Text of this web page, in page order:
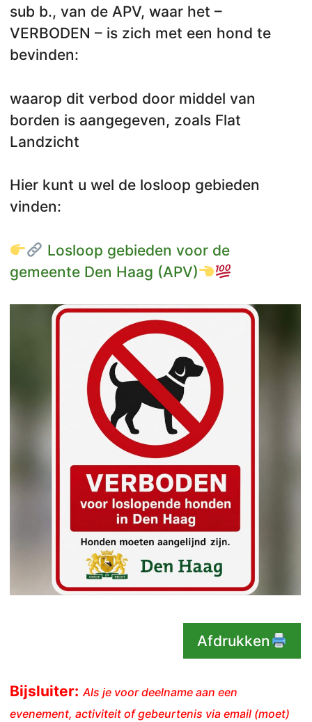
sub b., van de APV, waar het –
VERBODEN – is zich met een hond te
bevinden:
waarop dit verbod door middel van
borden is aangegeven, zoals Flat
Landzicht
Hier kunt u wel de losloop gebieden
vinden:
Losloop gebieden voor de
gemeente Den Haag (APV)
Afdrukken
Bijsluiter: Als je voor deelname aan een
evenement, activiteit of gebeurtenis via email (moet)